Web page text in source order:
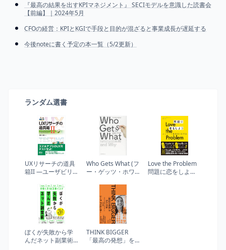
『最高の結果を出すKPIマネジメント』 SECIモデルを意識した読書会
【前編】｜2024年5月
CFOの経営：KPIとKGIで手段と目的が混ざると事業成長が遅延する
今後noteに書く予定の本一覧（5/2更新）
ランダム選書
UXリサーチの道具
箱II ―ユーザビリ
イドブック―
Who Gets What (フ
ー・ゲッツ・ホワ
キングとマーケッ
トデザインの新し
い経済学
Love the Problem
問題に恋をしよ
ぼくが失敗から学
んだネット副業術:
THINK BIGGER
「最高の発想」を